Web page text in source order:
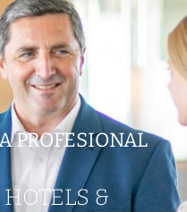
PROFESIONAL
&